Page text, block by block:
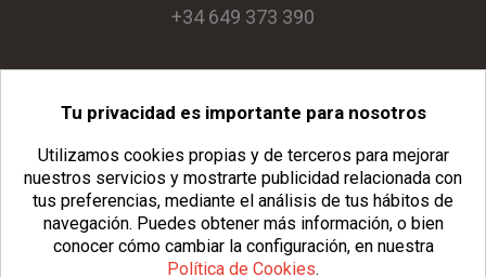
+34 649 373 390
info@usopack.com
Tu privacidad es importante para nosotros
Utilizamos cookies propias y de terceros para mejorar
nuestros servicios y mostrarte publicidad relacionada con
tus preferencias, mediante el análisis de tus hábitos de
navegación. Puedes obtener más información, o bien
conocer cómo cambiar la configuración, en nuestra
Política de Cookies.